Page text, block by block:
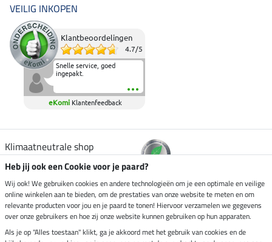
VEILIG INKOPEN
Klantbeoordelingen
4.7/5
Snelle service, goed
ingepakt.
eKomi Klantenfeedback
Klimaatneutrale shop
Verzending per
Veilig betalen met
Heb jij ook een Cookie voor je paard?
Wij ook! We gebruiken cookies en andere technologieën om je een optimale en veilige
online winkelen aan te bieden, om de prestaties van onze website te meten en om
relevante producten voor jou en je paard te tonen! Hiervoor verzamelen we gegevens
over onze gebruikers en hoe zij onze website kunnen gebruiken op hun apparaten.
Als je op "Alles toestaan" klikt, ga je akkoord met het gebruik van cookies en de